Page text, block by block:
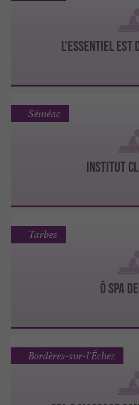
L'ESSENTIEL EST
INSTITUT
Séméac
Ô Spa
Tarbes
Bordères-sur-l'Échez